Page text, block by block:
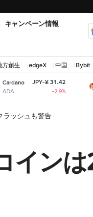
キャンペーン情報
方創生 edgeX 中国 Bybit
¥ 31.42
-2.9%
Shiba Inu
SHIB
ラッシュも警告
イン